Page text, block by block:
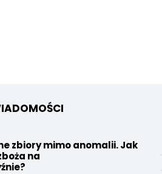
zbiory mimo anomalii. Jak
na